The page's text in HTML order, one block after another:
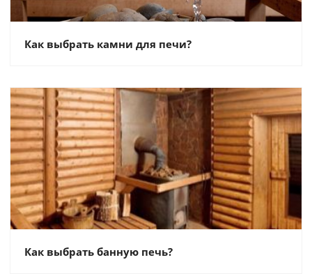
Как выбрать камни для печи?
Как выбрать банную печь?